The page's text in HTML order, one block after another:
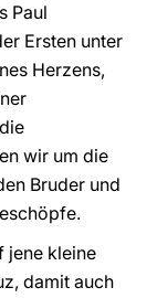
Paul
Ersten unter
Herzens,
wir um die
Bruder und
jene kleine
damit auch